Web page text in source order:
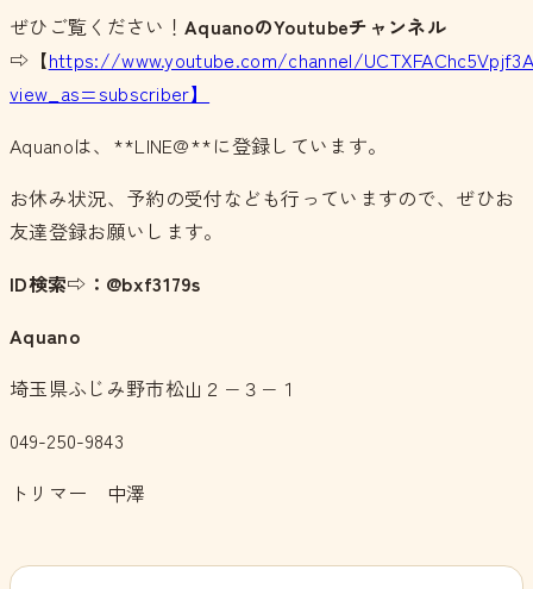
ぜひご覧ください！ AquanoのYoutubeチャンネル
⇨【https://www.youtube.com/channel/
view_as=subscriber】
Aquanoは、**LINE@**に登録しています。
お休み状況、予約の受付なども行っていますので、ぜひお
友達登録お願いします。
ID検索⇨：@bxf3179s
Aquano
埼玉県ふじみ野市松山２−３−１
049-250-9843
トリマー 中澤